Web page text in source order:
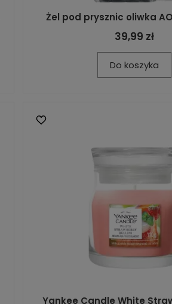
Żel pod prysznic oliwka
39,99 zł
Do koszyka
Yankee Candle White